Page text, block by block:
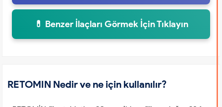
💊 Benzer İlaçları Görmek İçin Tıklayın
RETOMIN Nedir ve ne için kullanılır?